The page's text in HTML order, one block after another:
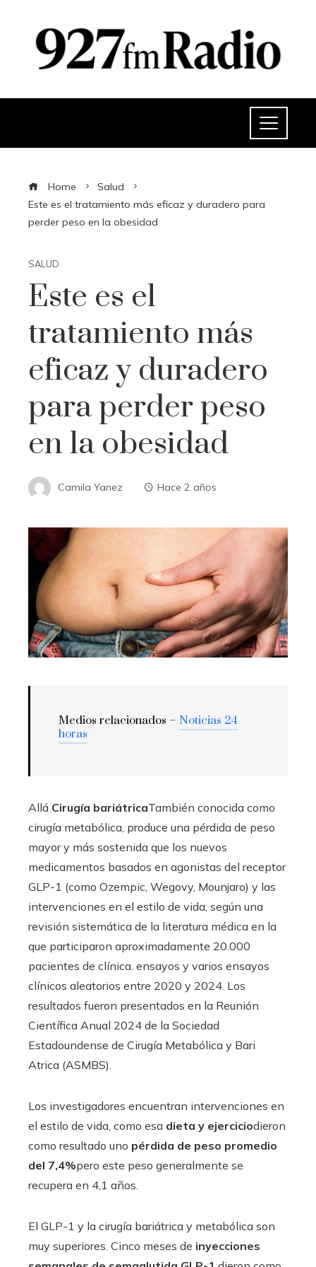
Home
Salud
Este es el tratamiento más eficaz y duradero para
perder peso en la obesidad
SALUD
Este es el
tratamiento más
eficaz y duradero
para perder peso
en la obesidad
Camila Yanez Hace 2 años
Medios relacionados – Noticias 24
horas
Allá Cirugía bariátricaTambién conocida como
cirugía metabólica, produce una pérdida de peso
mayor y más sostenida que los nuevos
medicamentos basados ​​en agonistas del receptor
GLP-1 (como Ozempic, Wegovy, Mounjaro) y las
intervenciones en el estilo de vida, según una
revisión sistemática de la literatura médica en la
que participaron aproximadamente 20.000
pacientes de clínica. ensayos y varios ensayos
clínicos aleatorios entre 2020 y 2024. Los
resultados fueron presentados en la Reunión
Científica Anual 2024 de la Sociedad
Estadoundense de Cirugía Metabólica y Bari
Atrica (ASMBS).
Los investigadores encuentran intervenciones en
el estilo de vida, como esa dieta y ejerciciodieron
como resultado uno pérdida de peso promedio
del 7,4%pero este peso generalmente se
recupera en 4,1 años.
El GLP-1 y la cirugía bariátrica y metabólica son
muy superiores. Cinco meses de inyecciones